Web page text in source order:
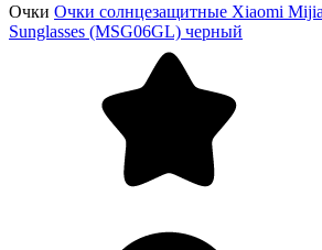
Очки Очки солнцезащитные Xiaomi Mijia
Sunglasses (MSG06GL) черный